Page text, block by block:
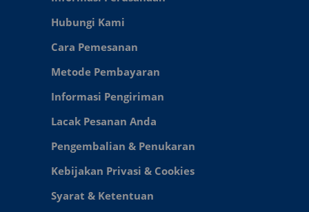
Hubungi Kami
Cara Pemesanan
Metode Pembayaran
Informasi Pengiriman
Lacak Pesanan Anda
Pengembalian & Penukaran
Kebijakan Privasi & Cookies
Syarat & Ketentuan